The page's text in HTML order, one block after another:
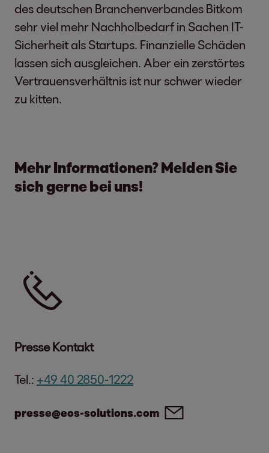
des deutschen Branchenverbandes Bitkom
sehr viel mehr Nachholbedarf in Sachen IT-
Sicherheit als Startups. Finanzielle Schäden
lassen sich ausgleichen. Aber ein zerstörtes
Vertrauensverhältnis ist nur schwer wieder
zu kitten.
Mehr Informationen? Melden Sie
sich gerne bei uns!
Tel.
Presse Kontakt
Tel.: +49 40 2850-1222
presse@eos-solutions.com